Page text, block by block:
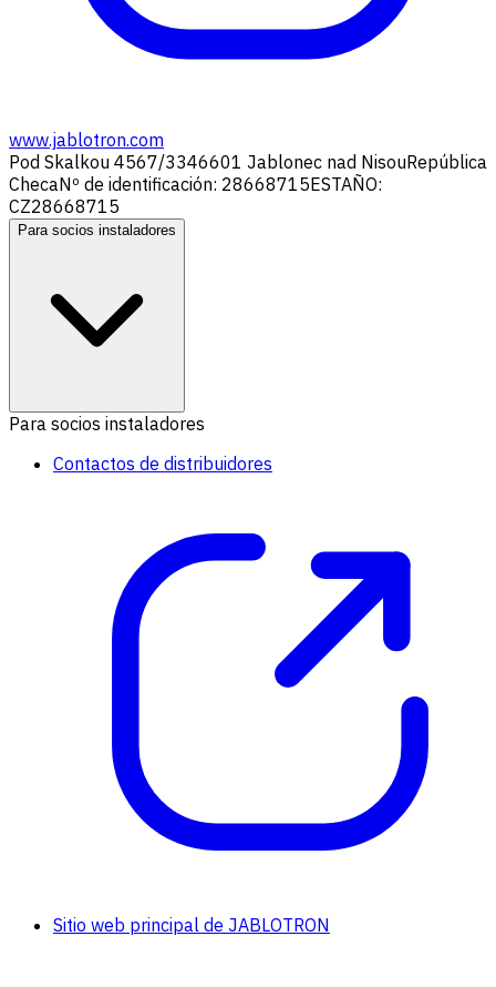
www.jablotron.com
Pod Skalkou 4567/3346601 Jablonec nad NisouRepública
ChecaNº de identificación: 28668715ESTAÑO:
CZ28668715
Para socios instaladores
Para socios instaladores
Contactos de distribuidores
Sitio web principal de JABLOTRON